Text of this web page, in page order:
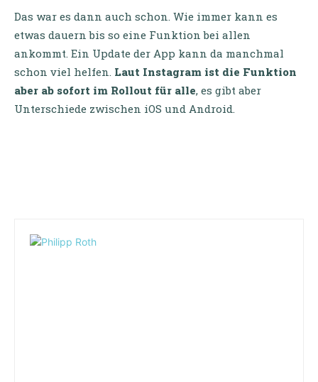
Das war es dann auch schon. Wie immer kann es
etwas dauern bis so eine Funktion bei allen
ankommt. Ein Update der App kann da manchmal
schon viel helfen. Laut Instagram ist die Funktion
aber ab sofort im Rollout für alle, es gibt aber
Unterschiede zwischen iOS und Android.